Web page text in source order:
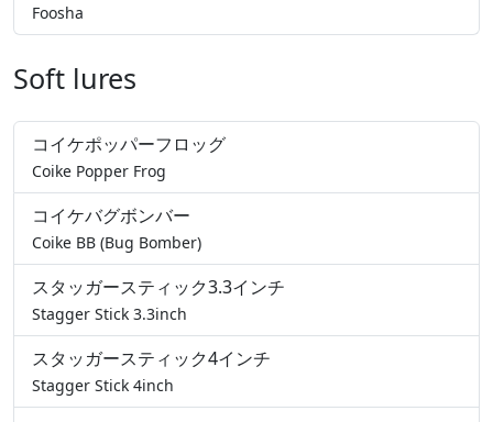
Foosha
Soft lures
コイケポッパーフロッグ
Coike Popper Frog
コイケバグボンバー
Coike BB (Bug Bomber)
スタッガースティック3.3インチ
Stagger Stick 3.3inch
スタッガースティック4インチ
Stagger Stick 4inch